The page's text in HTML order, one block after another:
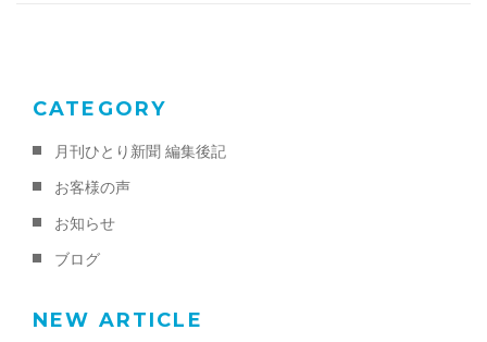
CATEGORY
月刊ひとり新聞 編集後記
お客様の声
お知らせ
ブログ
NEW ARTICLE